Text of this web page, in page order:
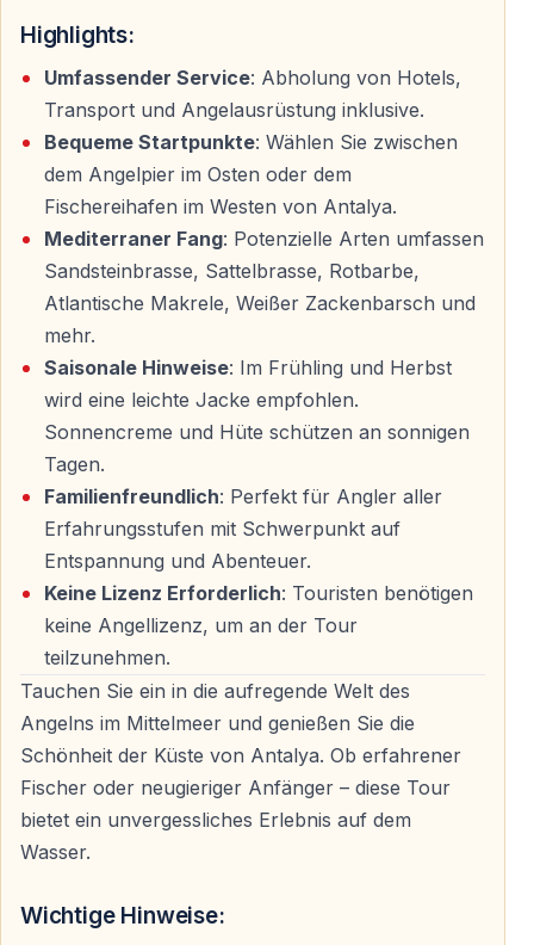
Familienfreundliche Aktivität
— Familien mit Kindern
— Freundesgruppen
Ablauf der Angeltour
Früher Start
— frühe Abholung von Ihrem Hotel in Antalya
Transfer zum Boot
— ca.40 MinutenFahrt zum Hafen
— Einstieg auf das Fischerboot
Fahrt zu den Fanggebieten
— kurze Ausfahrt zu den Angelplätzen in der Antalya-
Bucht
Angelzeit auf See
— Angeln in Tiefen von30–60 Metern
— Unterstützung durch Kapitän und Crew
Dauer der Tour
Highlights:
Umfassender Service: Abholung von Hotels,
Transport und Angelausrüstung inklusive.
Bequeme Startpunkte: Wählen Sie zwischen
dem Angelpier im Osten oder dem
Fischereihafen im Westen von Antalya.
Mediterraner Fang: Potenzielle Arten umfassen
Sandsteinbrasse, Sattelbrasse, Rotbarbe,
Atlantische Makrele, Weißer Zackenbarsch und
mehr.
Saisonale Hinweise: Im Frühling und Herbst
wird eine leichte Jacke empfohlen.
Sonnencreme und Hüte schützen an sonnigen
Tagen.
Familienfreundlich: Perfekt für Angler aller
Erfahrungsstufen mit Schwerpunkt auf
Entspannung und Abenteuer.
Keine Lizenz Erforderlich: Touristen benötigen
keine Angellizenz, um an der Tour
teilzunehmen.
Tauchen Sie ein in die aufregende Welt des
Angelns im Mittelmeer und genießen Sie die
Schönheit der Küste von Antalya. Ob erfahrener
Fischer oder neugieriger Anfänger – diese Tour
bietet ein unvergessliches Erlebnis auf dem
Wasser.
Wichtige Hinweise: